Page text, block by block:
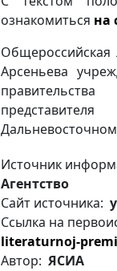
ознакомиться на
Общероссийская
Арсеньева
Источник
Агентство
Сайт источника:
Ссылка на
literaturnoj-
Автор: ЯСИА